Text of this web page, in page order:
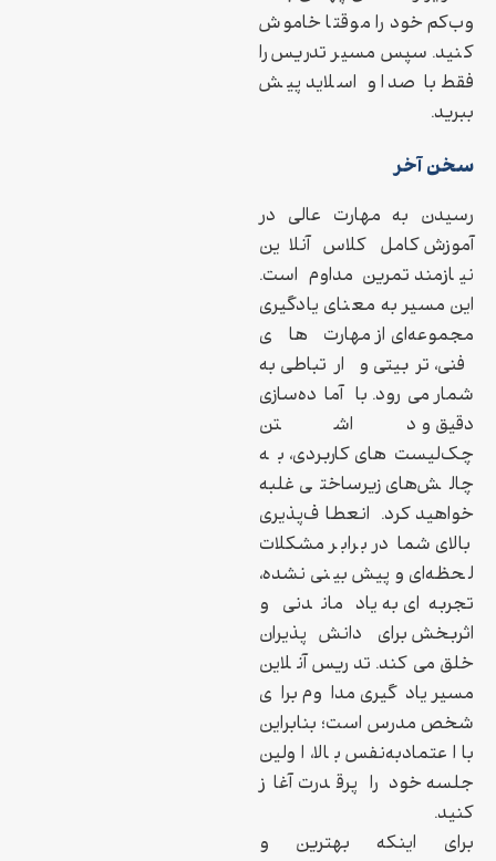
وب‌کم خود را موقتا خاموش
کنید. سپس مسیر تدریس را
فقط با صدا و اسلاید پیش
ببرید.
سخن آخر
رسیدن به مهارت عالی در
آموزش کامل کلاس آنلاین
نیازمند تمرین مداوم است.
این مسیر به معنای یادگیری
مجموعه‌ای از مهارت‌های
فنی، تربیتی و ارتباطی به
شمار می‌رود. با آماده‌سازی
دقیق و داشتن
چک‌لیست‌های کاربردی، به
چالش‌های زیرساختی غلبه
خواهید کرد. انعطاف‌پذیری
بالای شما در برابر مشکلات
لحظه‌ای و پیش‌بینی نشده،
تجربه‌ای به یاد ماندنی و
اثربخش برای دانش‌پذیران
خلق می‌کند. تدریس آنلاین
مسیر یادگیری مداوم برای
شخص مدرس است؛ بنابراین
با اعتمادبه‌نفس بالا، اولین
جلسه خود را پرقدرت آغاز
کنید.
برای اینکه بهترین و